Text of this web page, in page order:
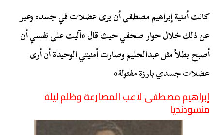
كانت أمنية إبراهيم مصطفى أن يرى عضلات في جسده وعبر
عن ذلك خلال حوار صحفي حيث قال «آليت على نفسي أن
أصبح بطلاً مثل عبدالحليم وصارت أمنيتي الوحيدة أن أرى
عضلات جسدي بارزة مفتولة»
إبراهيم مصطفى لاعب المصارعة وظلم ليلة
منسودنديا